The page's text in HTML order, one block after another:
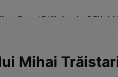
SportStil de viațăClick!
Mihai